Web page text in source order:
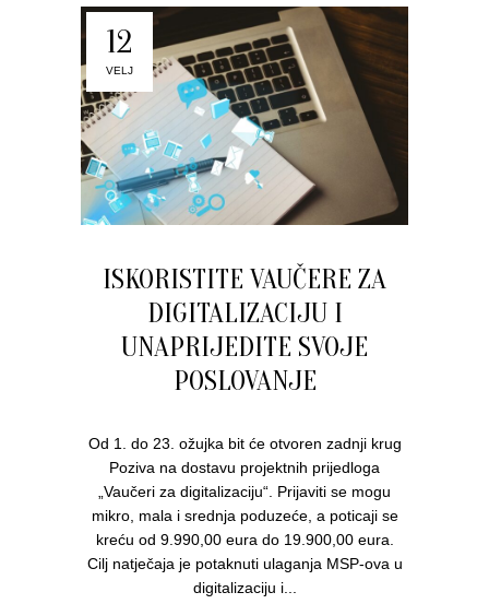
12
VELJ
ISKORISTITE VAUČERE ZA
DIGITALIZACIJU I
UNAPRIJEDITE SVOJE
POSLOVANJE
Od 1. do 23. ožujka bit će otvoren zadnji krug
Poziva na dostavu projektnih prijedloga
„Vaučeri za digitalizaciju“. Prijaviti se mogu
mikro, mala i srednja poduzeće, a poticaji se
kreću od 9.990,00 eura do 19.900,00 eura.
Cilj natječaja je potaknuti ulaganja MSP-ova u
digitalizaciju i...